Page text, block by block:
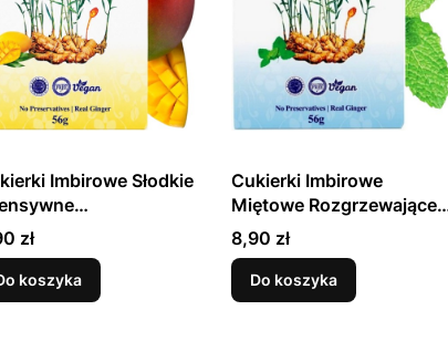
Imbirowe Słodkie
Na Gardło
Mango 56g SINA
zł
koszyka
Cukierki Imbirowe
Miętowe Rozgrzewające
56g SINA
Cena
8,90 zł
Do koszyka